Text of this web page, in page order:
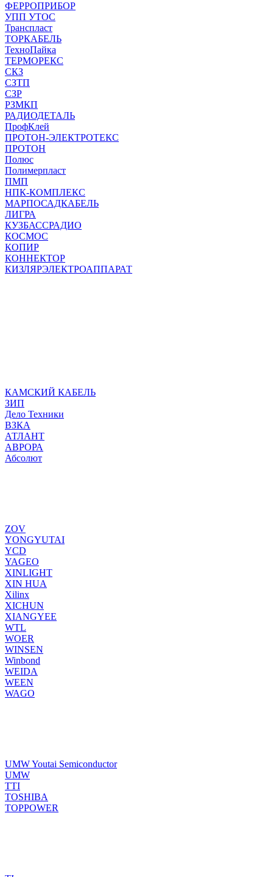
ФЕРРОПРИБОР
УПП УТОС
Транспласт
ТОРКАБЕЛЬ
ТехноПайка
ТЕРМОРЕКС
СКЗ
СЗТП
СЗР
РЗМКП
РАДИОДЕТАЛЬ
ПрофКлей
ПРОТОН-ЭЛЕКТРОТЕКС
ПРОТОН
Полюс
Полимерпласт
ПМП
НПК-КОМПЛЕКС
МАРПОСАДКАБЕЛЬ
ЛИГРА
КУЗБАССРАДИО
КОСМОС
КОПИР
КОННЕКТОР
КИЗЛЯРЭЛЕКТРОАППАРАТ
КАМСКИЙ КАБЕЛЬ
ЗИП
Дело Техники
ВЗКА
АТЛАНТ
АВРОРА
Абсолют
ZOV
YONGYUTAI
YCD
YAGEO
XINLIGHT
XIN HUA
Xilinx
XICHUN
XIANGYEE
WTL
WOER
WINSEN
Winbond
WEIDA
WEEN
WAGO
UMW Youtai Semiconductor
UMW
TTI
TOSHIBA
TOPPOWER